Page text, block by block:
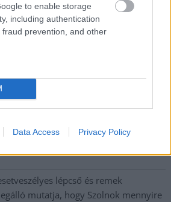
to enable storage
including authentication
prevention, and other
Data Access Privacy Policy
24 cikke
Pócs János fizetéslevonást
lépcső és remek
mutatja, hogy Szolnok mennyire